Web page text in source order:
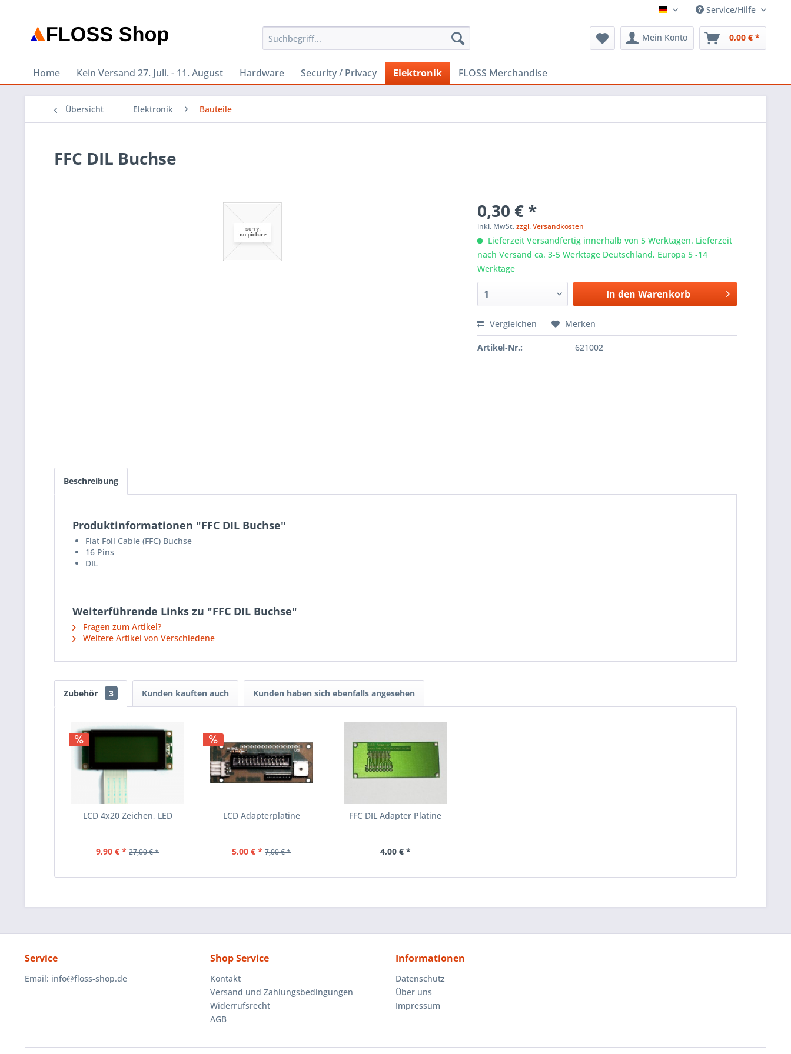
FLOSS ShopService/Hilfe
Mein Konto 0,00 € *
Home Kein Versand 27. Juli. - 11. August Hardware Security / Privacy Elektronik FLOSS Merchandise
Übersicht Elektronik Bauteile
FFC DIL Buchse
0,30 € *
inkl. MwSt.zzgl. Versandkosten
Lieferzeit Versandfertig innerhalb von 5 Werktagen. Lieferzeit
nach Versand ca. 3-5 Werktage Deutschland, Europa 5 -14
Werktage
In den Warenkorb
Vergleichen Merken
Artikel-Nr.: 621002
Beschreibung
Produktinformationen "FFC DIL Buchse"
Flat Foil Cable (FFC) Buchse
16 Pins
DIL
Weiterführende Links zu "FFC DIL Buchse"
Fragen zum Artikel?
Weitere Artikel von Verschiedene
Zubehör 3 Kunden kauften auch Kunden haben sich ebenfalls angesehen
LCD 4x20 Zeichen, LED
9,90 € * 27,00 € *
LCD Adapterplatine
5,00 € * 7,00 € *
FFC DIL Adapter Platine
4,00 € *
Service
Email: info@floss-shop.de
Shop Service
Kontakt
Versand und Zahlungsbedingungen
Widerrufsrecht
AGB
Informationen
Datenschutz
Über uns
Impressum